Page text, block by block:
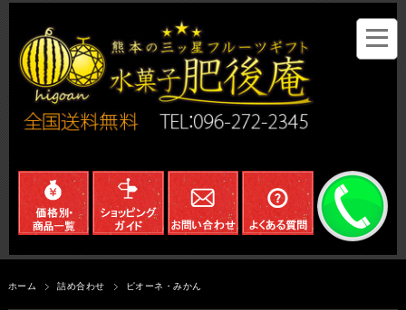
ホーム 詰め合わせ ピオーネ・みかん